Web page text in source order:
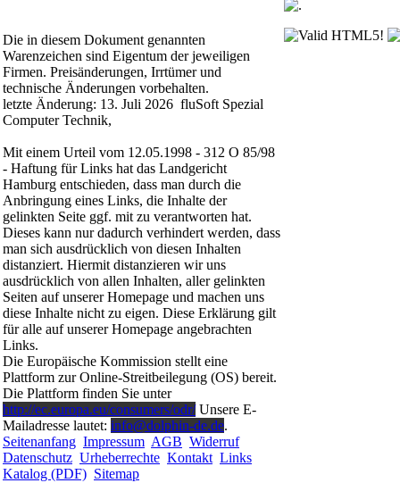
Die in diesem Dokument genannten
Warenzeichen sind Eigentum der jeweiligen
Firmen. Preisänderungen, Irrtümer und
technische Änderungen vorbehalten.
letzte Änderung: 13. Juli 2026 fluSoft Spezial
Computer Technik,
Mit einem Urteil vom 12.05.1998 - 312 O 85/98
- Haftung für Links hat das Landgericht
Hamburg entschieden, dass man durch die
Anbringung eines Links, die Inhalte der
gelinkten Seite ggf. mit zu verantworten hat.
Dieses kann nur dadurch verhindert werden, dass
man sich ausdrücklich von diesen Inhalten
distanziert. Hiermit distanzieren wir uns
ausdrücklich von allen Inhalten, aller gelinkten
Seiten auf unserer Homepage und machen uns
diese Inhalte nicht zu eigen. Diese Erklärung gilt
für alle auf unserer Homepage angebrachten
Links.
Die Europäische Kommission stellt eine
Plattform zur Online-Streitbeilegung (OS) bereit.
Die Plattform finden Sie unter
http://ec.europa.eu/consumers/odr/Unsere E-
Mailadresse lautet: info@dolphin-de.de.
Seitenanfang Impressum AGB Widerruf
Datenschutz Urheberrechte Kontakt Links
Katalog (PDF) Sitemap